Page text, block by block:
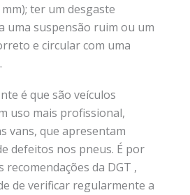
ter um desgaste
uma suspensão ruim ou um
e circular com uma
é que são veículos
uso mais profissional,
vans, que apresentam
defeitos nos pneus. É por
recomendações da DGT ,
de verificar regularmente a